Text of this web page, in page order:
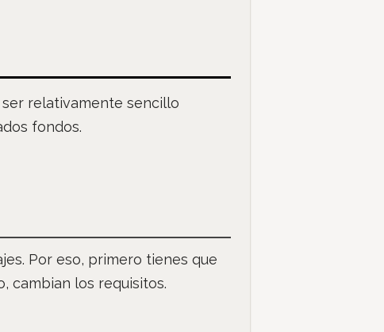
relativamente sencillo
fondos.
Por eso, primero tienes que
cambian los requisitos.